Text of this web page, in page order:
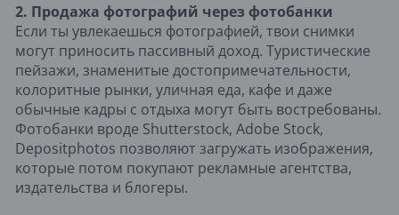
2. Продажа фотографий через фотобанки
Если ты увлекаешься фотографией, твои снимки
могут приносить пассивный доход. Туристические
пейзажи, знаменитые достопримечательности,
колоритные рынки, уличная еда, кафе и даже
обычные кадры с отдыха могут быть востребованы.
Фотобанки вроде Shutterstock, Adobe Stock,
Depositphotos позволяют загружать изображения,
которые потом покупают рекламные агентства,
издательства и блогеры.